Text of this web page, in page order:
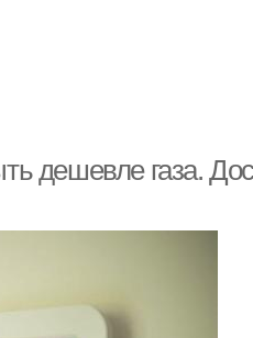
дешевле газа.